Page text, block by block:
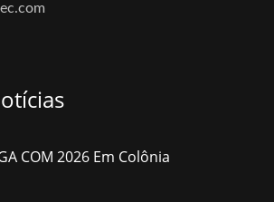
COM 2026 Em Colônia